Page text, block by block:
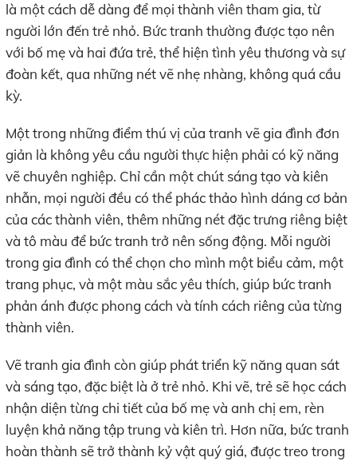
là một cách dễ dàng để mọi thành viên tham gia, từ
người lớn đến trẻ nhỏ. Bức tranh thường được tạo nên
với bố mẹ và hai đứa trẻ, thể hiện tình yêu thương và sự
đoàn kết, qua những nét vẽ nhẹ nhàng, không quá cầu
kỳ.
Một trong những điểm thú vị của tranh vẽ gia đình đơn
giản là không yêu cầu người thực hiện phải có kỹ năng
vẽ chuyên nghiệp. Chỉ cần một chút sáng tạo và kiên
nhẫn, mọi người đều có thể phác thảo hình dáng cơ bản
của các thành viên, thêm những nét đặc trưng riêng biệt
và tô màu để bức tranh trở nên sống động. Mỗi người
trong gia đình có thể chọn cho mình một biểu cảm, một
trang phục, và một màu sắc yêu thích, giúp bức tranh
phản ánh được phong cách và tính cách riêng của từng
thành viên.
Vẽ tranh gia đình còn giúp phát triển kỹ năng quan sát
và sáng tạo, đặc biệt là ở trẻ nhỏ. Khi vẽ, trẻ sẽ học cách
nhận diện từng chi tiết của bố mẹ và anh chị em, rèn
luyện khả năng tập trung và kiên trì. Hơn nữa, bức tranh
hoàn thành sẽ trở thành kỷ vật quý giá, được treo trong